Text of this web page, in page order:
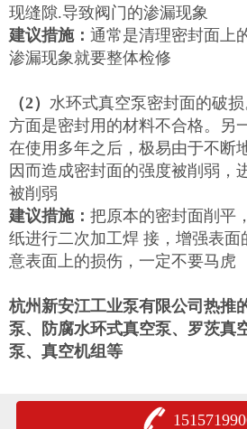
现缝隙.导致阀门的渗漏现象
建议措施： 通常是清理密封面上
渗漏现象就要整体检修
（2） 水环式真空泵密封面的破
方面是密封用的材料不合格。另
在使用多年之后，极易由于不断
因而造成密封面的强度被削弱，
被削弱
建议措施： 把原本的密封面削平
纸进行二次加工焊 接，增强表面
意表面上的损伤，一定不要马虎
杭州新安江工业泵有限公司热推
泵、防腐水环式真空泵、罗茨真
泵、真空机组等